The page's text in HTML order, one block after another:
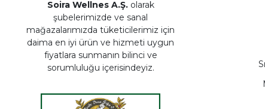
Soira Wellnes A.Ş.olarak
şubelerimizde ve sanal
mağazalarımızda tüketicilerimiz için
daima en iyi ürün ve hizmeti uygun
fiyatlara sunmanın bilinci ve
sorumluluğu içerisindeyiz.